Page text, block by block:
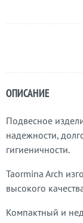
ОПИСАНИЕ
Подвесное
надежности,
гигиеничности.
Taormina Arch
высокого
Компактный и